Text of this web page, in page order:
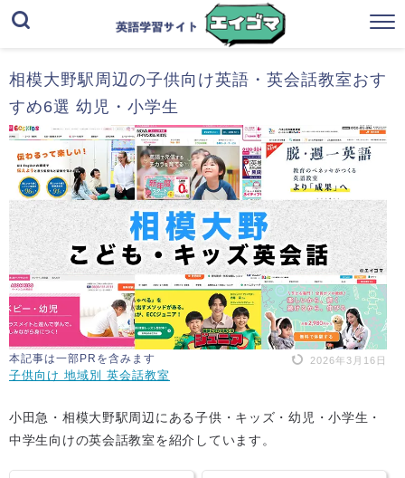
相模大野駅周辺の子供向け英語・英会話教室おす
すめ6選 幼児・小学生
本記事は一部PRを含みます 2026年3月16日
子供向け 地域別 英会話教室
小田急・相模大野駅周辺にある子供・キッズ・幼児・小学生・
中学生向けの英会話教室を紹介しています。